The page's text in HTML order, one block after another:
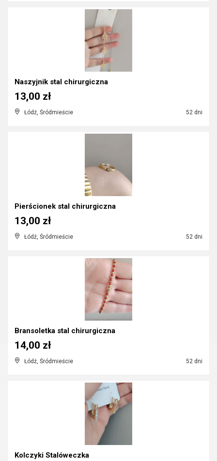
Naszyjnik stal chirurgiczna
Łódź, Śródmieście 52 dni
13,00 zł
Pierścionek stal chirurgiczna
Łódź, Śródmieście 52 dni
13,00 zł
Bransoletka stal chirurgiczna
Łódź, Śródmieście 52 dni
14,00 zł
Kolczyki Stalóweczka